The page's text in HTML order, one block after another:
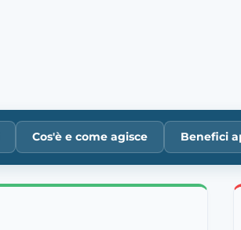
Cos'è e come agisce Benefici